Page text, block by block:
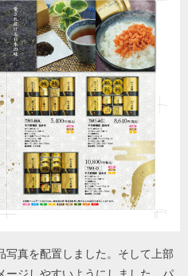
写真を配置しました。そして上部